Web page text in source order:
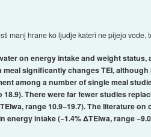
manj hrane ko ljudje kateri ne pijejo vode,
on energy intake and weight
significantly changes TEI, although
among a number of single meal
There were far fewer studies
range 10.9–19.7). The literature
intake (−1.4% ΔTEIwa, range